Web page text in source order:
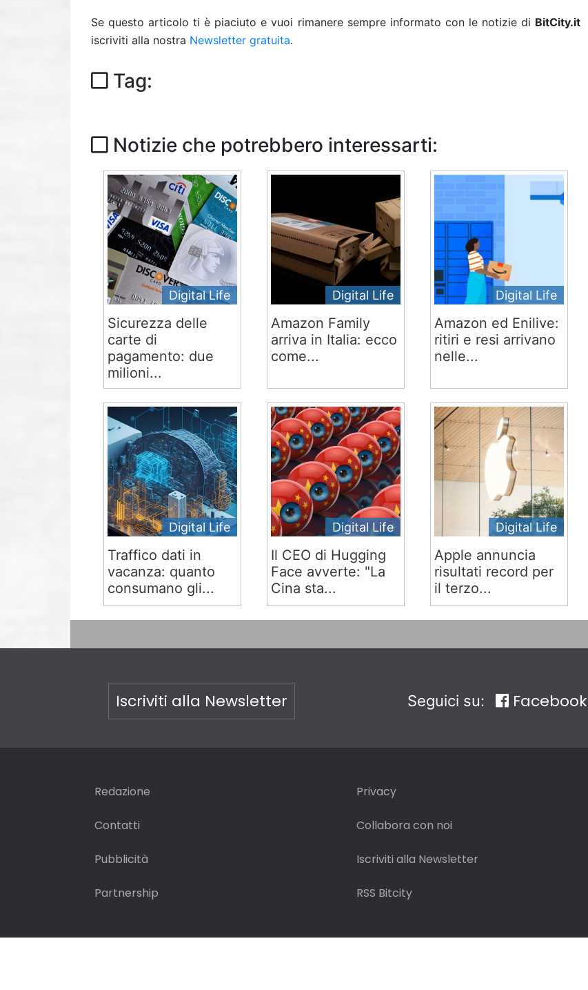
Se questo articolo ti è piaciuto e vuoi rimanere sempre informato con le notizie di BitCity.it
iscriviti alla nostra Newsletter gratuita.
Tag:
Notizie che potrebbero interessarti:
Digital Life
Sicurezza delle
carte di
pagamento: due
milioni...
Digital Life
Amazon Family
arriva in Italia: ecco
come...
Digital Life
Amazon ed Enilive:
ritiri e resi arrivano
nelle...
Digital Life
Traffico dati in
vacanza: quanto
consumano gli...
Digital Life
Il CEO di Hugging
Face avverte: "La
Cina sta...
Digital Life
Apple annuncia
risultati record per
il terzo...
Iscriviti alla Newsletter Seguici su: Facebook
Redazione
Contatti
Pubblicità
Partnership
Privacy
Collabora con noi
Iscriviti alla Newsletter
RSS Bitcity